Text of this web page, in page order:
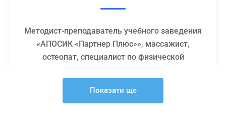
Методист-преподаватель учебного заведения
«АПОСИК «Партнер Плюс»», массажист,
остеопат, специалист по физической
оценщик Центра квалификаций «Партнер
Показати ще